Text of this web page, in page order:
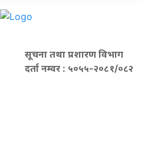
सूचना तथा प्रशारण विभाग
दर्ता नम्वर : ५०५५-२०८१/०८२